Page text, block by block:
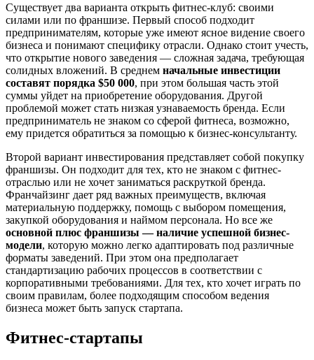
Существует два варианта открыть фитнес-клуб: своими
силами или по франшизе. Первый способ подходит
предпринимателям, которые уже имеют ясное видение своего
бизнеса и понимают специфику отрасли. Однако стоит учесть,
что открытие нового заведения — сложная задача, требующая
солидных вложений. В среднем начальные инвестиции
составят порядка $50 000, при этом большая часть этой
суммы уйдет на приобретение оборудования. Другой
проблемой может стать низкая узнаваемость бренда. Если
предприниматель не знаком со сферой фитнеса, возможно,
ему придется обратиться за помощью к бизнес-консультанту.
Второй вариант инвестирования представляет собой покупку
франшизы. Он подходит для тех, кто не знаком с фитнес-
отраслью или не хочет заниматься раскруткой бренда.
Франчайзинг дает ряд важных преимуществ, включая
материальную поддержку, помощь с выбором помещения,
закупкой оборудования и наймом персонала. Но все же
основной плюс франшизы — наличие успешной бизнес-
модели, которую можно легко адаптировать под различные
форматы заведений. При этом она предполагает
стандартизацию рабочих процессов в соответствии с
корпоративными требованиями. Для тех, кто хочет играть по
своим правилам, более подходящим способом ведения
бизнеса может быть запуск стартапа.
Фитнес-стартапы